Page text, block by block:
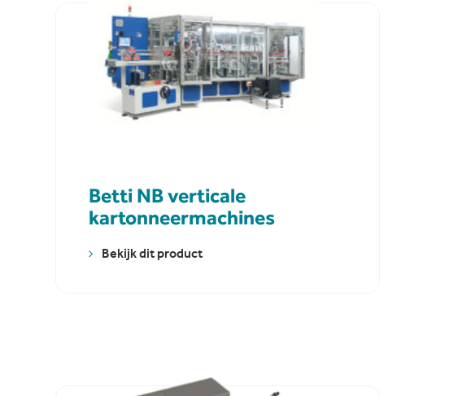
Betti NB verticale
kartonneermachines
Bekijk dit product